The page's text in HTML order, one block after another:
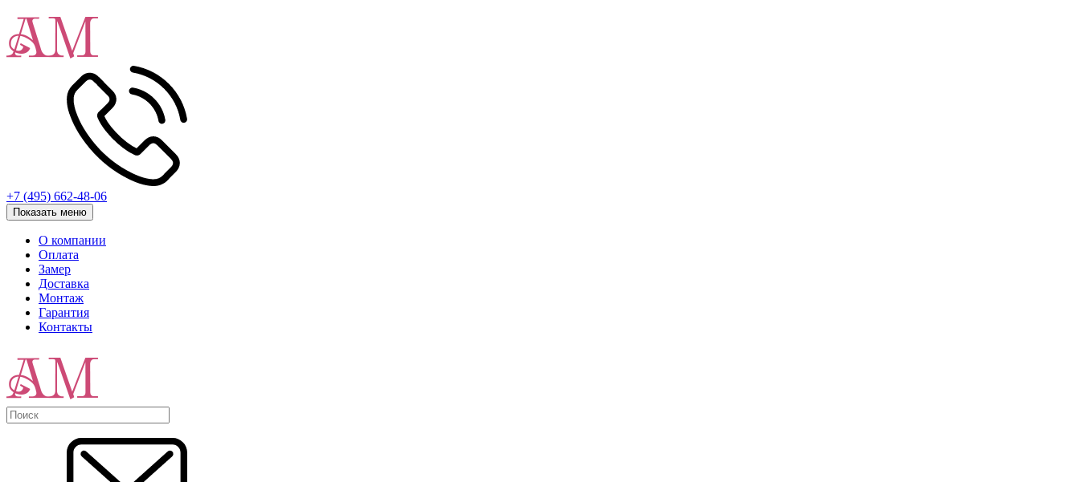
+7 (495) 662-48-06
Показать меню
О компании
Оплата
Замер
Доставка
Монтаж
Гарантия
Контакты